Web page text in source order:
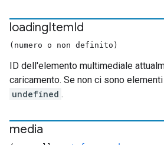
loadingItemId
(numero o non definito)
ID dell'elemento multimediale
caricamento. Se non ci sono
undefined .
media